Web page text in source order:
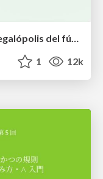
Geografía y fútbol. Atlanta. la megalópolis del fútbol
1 12k